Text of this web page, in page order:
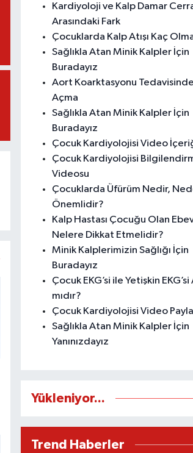
Kardiyoloji ve Kalp Damar
Arasındaki Fark
Çocuklarda Kalp Atışı Kaç
Sağlıkla Atan Minik Kalpler İçin
Buradayız
Aort Koarktasyonu
Açma
Sağlıkla Atan Minik Kalpler İçin
Buradayız
Çocuk Kardiyolojisi Video
Çocuk Kardiyolojisi
Videosu
Çocuklarda Üfürüm Nedir,
Önemlidir?
Kalp Hastası Çocuğu Olan
Nelere Dikkat Etmelidir?
Minik Kalplerimizin Sağlığı İçin
Buradayız
Çocuk EKG’si ile Yetişkin EKG’si
mıdır?
Çocuk Kardiyolojisi Video
Sağlıkla Atan Minik Kalpler İçin
Yanınızdayız
Yükleniyor...
Trend Haberler